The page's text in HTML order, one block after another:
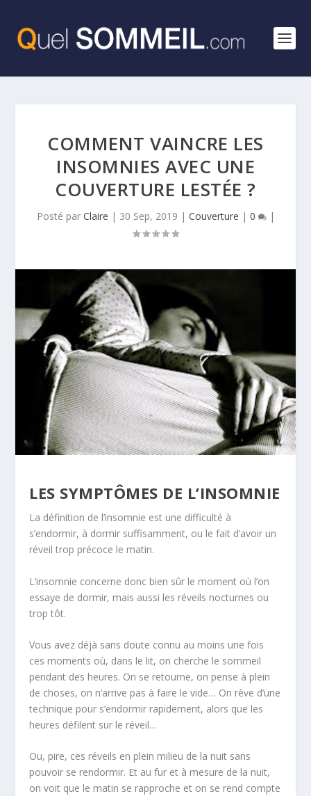
COMMENT VAINCRE LES
INSOMNIES AVEC UNE
COUVERTURE LESTÉE ?
Posté par Claire | 30 Sep, 2019 | Couverture | 0 |
LES SYMPTÔMES DE L’INSOMNIE
La définition de l’insomnie est une difficulté à
s’endormir, à dormir suffisamment, ou le fait d’avoir un
réveil trop précoce le matin.
L’insomnie concerne donc bien sûr le moment où l’on
essaye de dormir, mais aussi les réveils nocturnes ou
trop tôt.
Vous avez déjà sans doute connu au moins une fois
ces moments où, dans le lit, on cherche le sommeil
pendant des heures. On se retourne, on pense à plein
de choses, on n’arrive pas à faire le vide… On rêve d’une
technique pour s’endormir rapidement, alors que les
heures défilent sur le réveil…
Ou, pire, ces réveils en plein milieu de la nuit sans
pouvoir se rendormir. Et au fur et à mesure de la nuit,
on voit que le matin se rapproche et on se rend compte